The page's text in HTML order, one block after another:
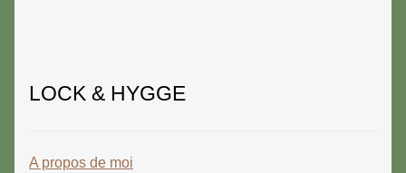
LOCK & HYGGE
A propos de moi